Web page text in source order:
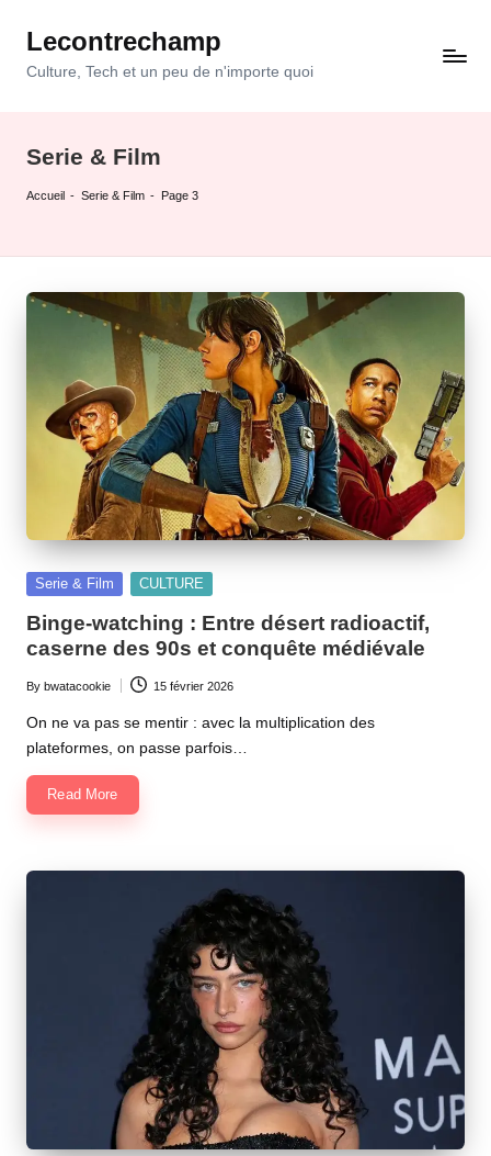
SkipLecontrechamp
Culture, Tech et un peu de n'importe quoi
Serie & Film
Accueil - Serie & Film - Page 3
Posted
Serie & Film CULTURE
Binge-watching : Entre désert radioactif,
caserne des 90s et conquête médiévale
Posted
by
By bwatacookie 15 février 2026
On ne va pas se mentir : avec la multiplication des
plateformes, on passe parfois…
Read More